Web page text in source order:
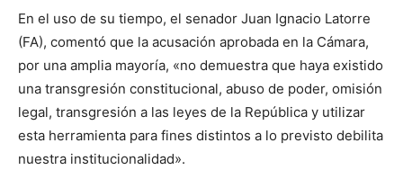
En el uso de su tiempo, el senador Juan Ignacio Latorre
(FA), comentó que la acusación aprobada en la Cámara,
por una amplia mayoría, «no demuestra que haya existido
una transgresión constitucional, abuso de poder, omisión
legal, transgresión a las leyes de la República y utilizar
esta herramienta para fines distintos a lo previsto debilita
nuestra institucionalidad».